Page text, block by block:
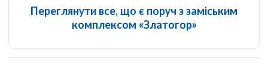
Переглянути все, що є поруч з заміським
комплексом «Златогор»